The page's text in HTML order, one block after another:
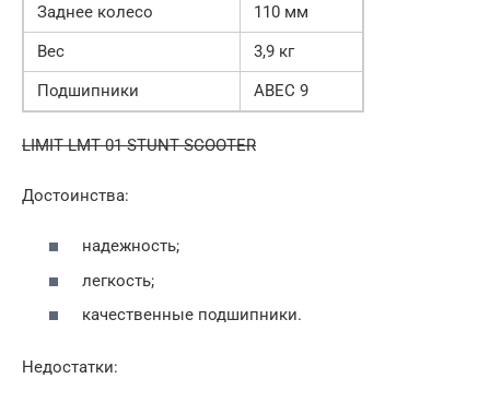
Заднее колесо
110 мм
Вес
3,9 кг
Подшипники
ABEC 9
LIMIT LMT 01 STUNT SCOOTER
Достоинства:
надежность;
легкость;
качественные подшипники.
Недостатки: